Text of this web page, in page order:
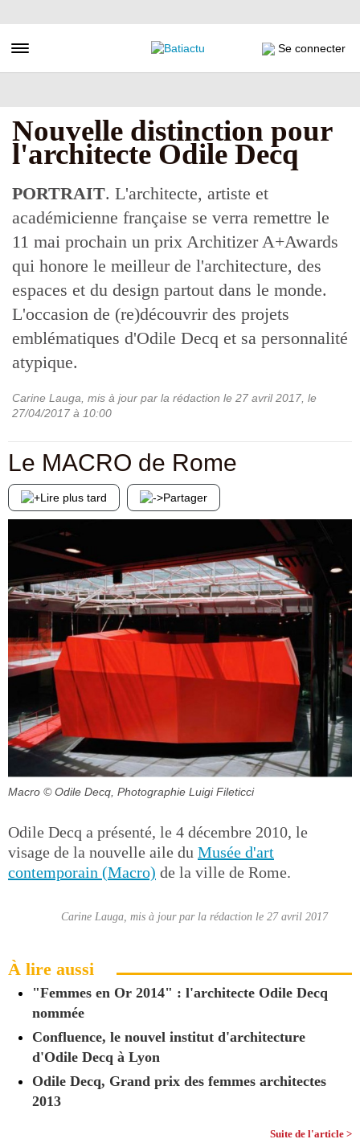
au
principal
Toggle navigation Se connecter
Nouvelle distinction pour
l'architecte Odile Decq
PORTRAIT. L'architecte, artiste et
académicienne française se verra remettre le
11 mai prochain un prix Architizer A+Awards
qui honore le meilleur de l'architecture, des
espaces et du design partout dans le monde.
L'occasion de (re)découvrir des projets
emblématiques d'Odile Decq et sa personnalité
atypique.
Carine Lauga, mis à jour par la rédaction le 27 avril 2017 , le
27/04/2017 à 10:00
Le MACRO de Rome
Lire plus tard Partager
Macro © Odile Decq, Photographie Luigi Fileticci
Odile Decq a présenté, le 4 décembre 2010, le
visage de la nouvelle aile du Musée d'art
contemporain (Macro) de la ville de Rome.
Carine Lauga, mis à jour par la rédaction le 27 avril 2017
À lire aussi
"Femmes en Or 2014" : l'architecte Odile Decq
nommée
Confluence, le nouvel institut d'architecture
d'Odile Decq à Lyon
Odile Decq, Grand prix des femmes architectes
2013
Suite de l'article >